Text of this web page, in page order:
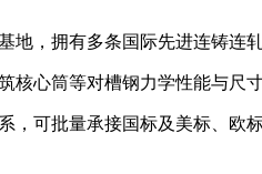
拥有多条国际先进连铸连轧
心筒等对槽钢力学性能与尺寸
批量承接国标及美标、欧